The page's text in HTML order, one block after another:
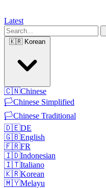
Latest
🇰🇷 Korean
🇨🇳Chinese
🏳️Chinese Simplified
🏳️Chinese Traditional
🇩🇪DE
🇬🇧English
🇫🇷FR
🇮🇩Indonesian
🇮🇹Italiano
🇰🇷Korean
🇲🇾Melayu